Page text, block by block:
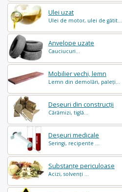
Ulei uzat
Ulei de motor, ulei de gătit...
Anvelope uzate
Cauciucuri...
Mobilier vechi, lemn
Lemn din demolări, paleți...
Deșeuri din construcții
Cărămizi, tiglă...
Deșeuri medicale
Seringi, recipente ...
Substanțe periculoase
Acizi, solvenți ...